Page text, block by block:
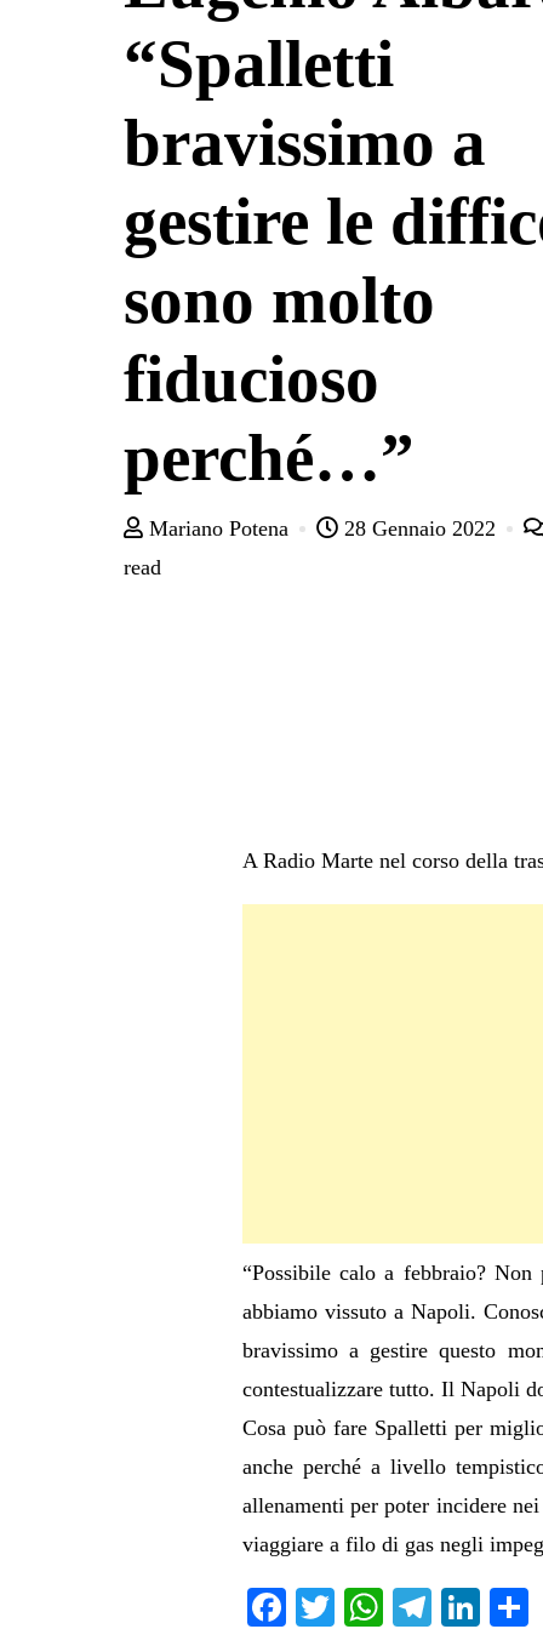
“Spalletti
bravissimo a
gestire le
sono molto
fiducioso
perché…”
Mariano Potena 28 Gennaio 2022
read
A Radio Marte nel corso della
“Possibile calo a febbraio?
abbiamo vissuto a Napoli.
bravissimo a gestire questo
contestualizzare tutto. Il Napoli
Cosa può fare Spalletti per
anche perché a livello
allenamenti per poter incidere
viaggiare a filo di gas negli
Fa T
W
Te
Li